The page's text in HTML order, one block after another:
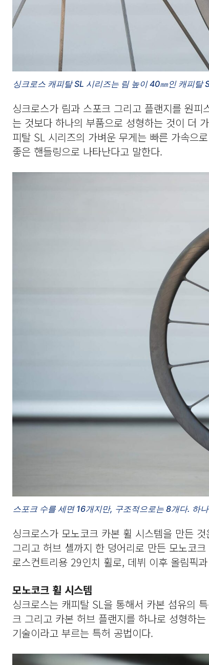
싱크로스 캐피탈 SL 시리즈는 림 높이 40㎜인 캐피탈
싱크로스가 림과 스포크 그리고 플랜지를 원
는 것보다 하나의 부품으로 성형하는 것이 더
피탈 SL 시리즈의 가벼운 무게는 빠른 가속으
좋은 핸들링으로 나타난다고 말한다.
스포크 수를 세면 16개지만, 구조적으로는 8개다. 하
싱크로스가 모노코크 카본 휠 시스템을 만든
그리고 허브 셸까지 한 덩어리로 만든 모노코
로스컨트리용 29인치 휠로, 데뷔 이후 올림픽
모노코크 휠 시스템
싱크로스는 캐피탈 SL을 통해서 카본 섬유의
크 그리고 카본 허브 플랜지를 하나로 성형하
기술이라고 부르는 특허 공법이다.